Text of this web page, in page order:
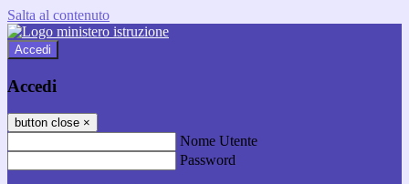
Salta al contenuto
Accedi
Accedi
button close ×
Nome Utente
Password